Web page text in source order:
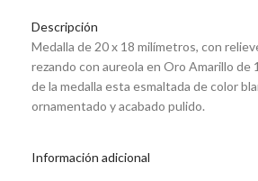
Descripción
Medalla de 20 x 18 milímetros, con
rezando con aureola en Oro Amarillo de
de la medalla esta esmaltada de color
ornamentado y acabado pulido.
Información adicional